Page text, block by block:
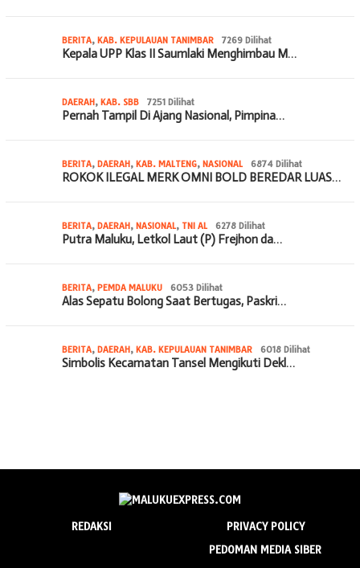
BERITA, KAB. KEPULAUAN TANIMBAR 7269 Dilihat
Kepala UPP Klas II Saumlaki Menghimbau M…
DAERAH, KAB. SBB 7251 Dilihat
Pernah Tampil Di Ajang Nasional, Pimpina…
BERITA, DAERAH, KAB. MALTENG, NASIONAL 6874 Dilihat
ROKOK ILEGAL MERK OMNI BOLD BEREDAR LUAS…
BERITA, DAERAH, NASIONAL, TNI AL 6278 Dilihat
Putra Maluku, Letkol Laut (P) Frejhon da…
BERITA, PEMDA MALUKU 6053 Dilihat
Alas Sepatu Bolong Saat Bertugas, Paskri…
BERITA, DAERAH, KAB. KEPULAUAN TANIMBAR 6018 Dilihat
Simbolis Kecamatan Tansel Mengikuti Dekl…
REDAKSI
PRIVACY POLICY
PEDOMAN MEDIA SIBER